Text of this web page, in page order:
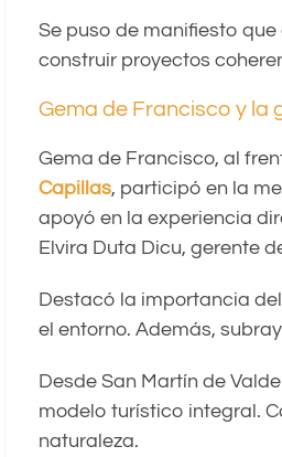
Se puso de manifiesto
construir proyectos
Gema de Francisco y la
Gema de Francisco, al
Capillas, participó en la
apoyó en la experiencia
Elvira Duta Dicu, gerente
Destacó la importancia
el entorno. Además,
Desde San Martín de
modelo turístico integral.
naturaleza.